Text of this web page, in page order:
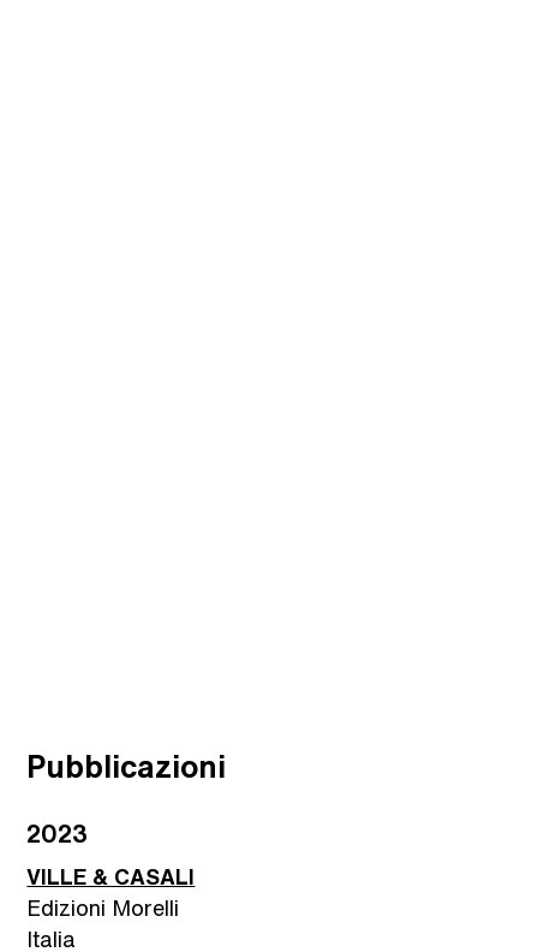
Pubblicazioni
2023
VILLE & CASALI
Edizioni Morelli
Italia